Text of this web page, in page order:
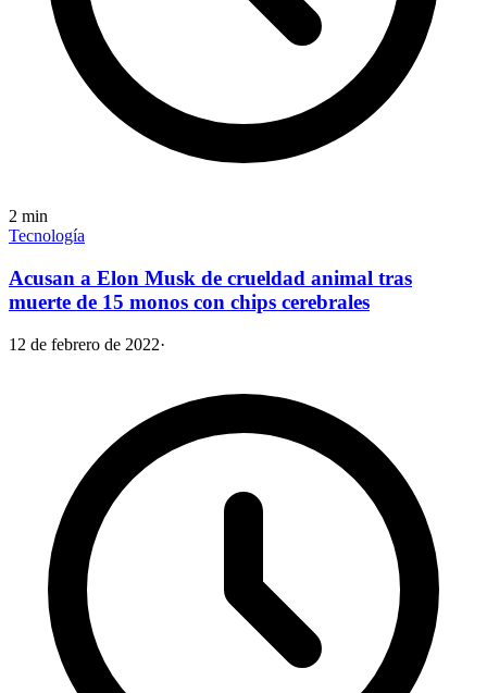
2 min
Tecnología
Acusan a Elon Musk de crueldad animal tras
muerte de 15 monos con chips cerebrales
12 de febrero de 2022·